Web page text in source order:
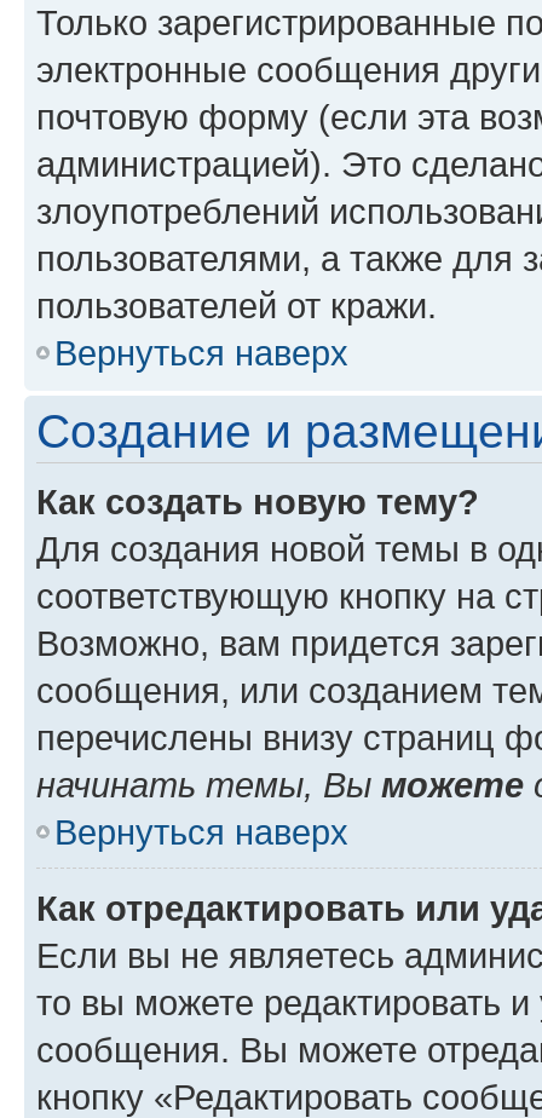
Только зарегистрированные
электронные сообщения
почтовую форму (если эта
администрацией). Это
злоупотреблений
пользователями, а также для
пользователей от кражи.
Вернуться наверх
Создание и
Как создать новую тему?
Для создания новой темы в
соответствующую кнопку на
Возможно, вам придется
сообщения, или созданием
перечислены внизу страниц
начинать темы, Вы можете
Вернуться наверх
Как отредактировать или
Если вы не являетесь
то вы можете редактировать
сообщения. Вы можете
кнопку «Редактировать